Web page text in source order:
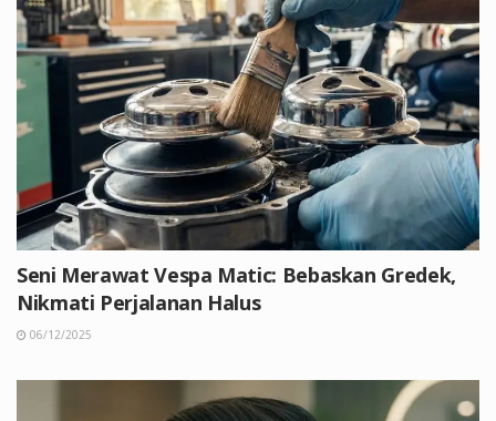
Seni Merawat Vespa Matic: Bebaskan Gredek,
Nikmati Perjalanan Halus
06/12/2025